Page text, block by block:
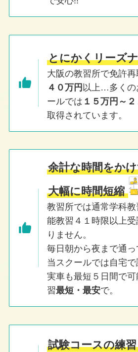
とにかくリーズ
大阪の教習所で免許再
４０万円 以上…多くの
ールでは １５万円～２
取得されています。
余計な時間をか
大幅に時間短縮
教習所では通常学科
能教習４１時限以上
りません。
毎日朝から夜まで通
当スクールでは自宅
実車も最短５日間で
習最短・最安で。
試験コースの練